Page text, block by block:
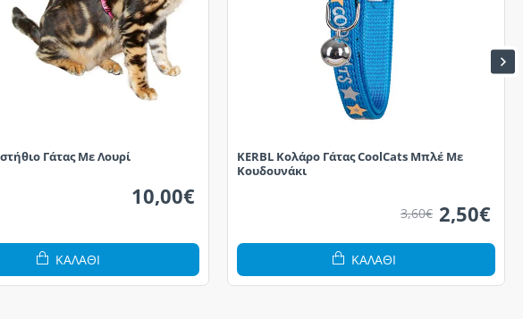
Γάτας Με Λουρί
10,00€
ΚΑΛΆΘΙ
KERBL Κολάρο Γάτας CoolCats Μπλέ Με
Κουδουνάκι
2,50€
3,60€
ΚΑΛΆΘΙ